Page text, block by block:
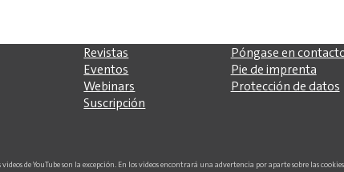
Revistas
Eventos
Webinars
Suscripción
Póngase en
Pie de imprenta
Protección de datos
de YouTube son la excepción. En los videos encontrará una advertencia por aparte sobre las